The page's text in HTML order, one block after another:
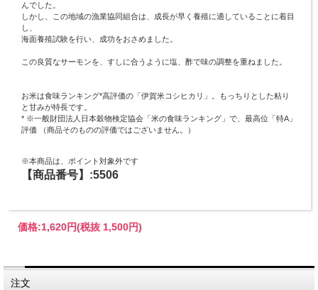
んでした。
しかし、この地域の漁業協同組合は、成長が早く養殖に適していることに着目
し、
海面養殖試験を行い、成功をおさめました。
この良質なサーモンを、すしに合うように塩、酢で味の調整を重ねました。
お米は食味ランキング*高評価の「伊賀米コシヒカリ」。もっちりとした粘り
と甘みが特長です。
* ※一般財団法人日本穀物検定協会「米の食味ランキング」で、最高位「特A」
評価 （商品そのものの評価ではございません。）
※本商品は、ポイント対象外です
【商品番号】:5506
価格:1,620円(税抜 1,500円)
注文